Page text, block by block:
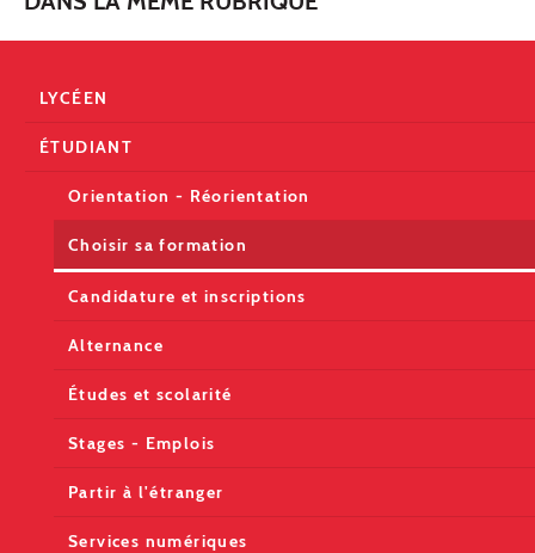
LYCÉEN
ÉTUDIANT
Orientation - Réorientation
Choisir sa formation
Candidature et inscriptions
Alternance
Études et scolarité
Stages - Emplois
Partir à l'étranger
Services numériques